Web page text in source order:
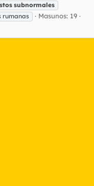
subnormales
rumanas
Masunos: 19